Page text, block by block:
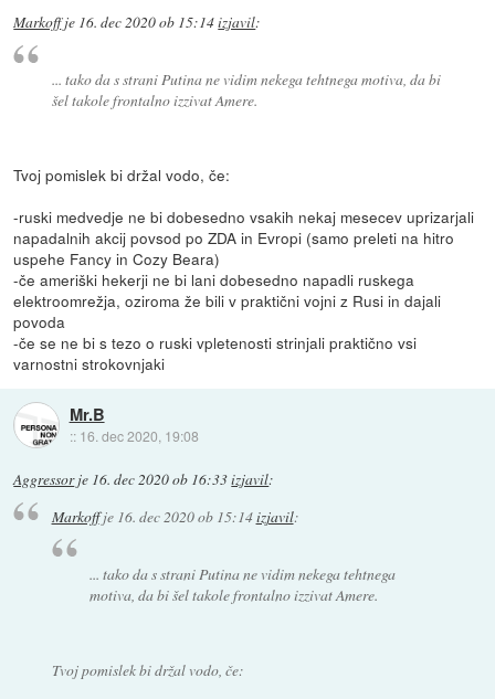
Markoffje 16. dec 2020 ob 15:14izjavil:
... tako da s strani Putina ne vidim nekega tehtnega motiva, da bi
šel takole frontalno izzivat Amere.
Tvoj pomislek bi držal vodo, če:
-ruski medvedje ne bi dobesedno vsakih nekaj mesecev uprizarjali
napadalnih akcij povsod po ZDA in Evropi (samo preleti na hitro
uspehe Fancy in Cozy Beara)
-če ameriški hekerji ne bi lani dobesedno napadli ruskega
elektroomrežja, oziroma že bili v praktični vojni z Rusi in dajali
povoda
-če se ne bi s tezo o ruski vpletenosti strinjali praktično vsi
varnostni strokovnjaki
Mr.B
:: 16. dec 2020, 19:08
Aggressorje 16. dec 2020 ob 16:33izjavil:
Markoffje 16. dec 2020 ob 15:14izjavil:
... tako da s strani Putina ne vidim nekega tehtnega
motiva, da bi šel takole frontalno izzivat Amere.
Tvoj pomislek bi držal vodo, če: